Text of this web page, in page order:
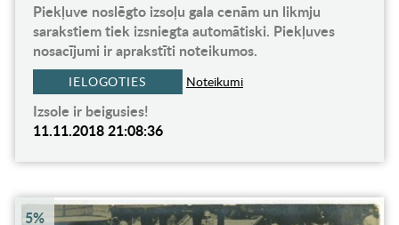
Piekļuve noslēgto izsoļu gala cenām un likmju
sarakstiem tiek izsniegta automātiski. Piekļuves
nosacījumi ir aprakstīti noteikumos.
IELOGOTIES Noteikumi
Izsole ir beigusies!
11.11.2018 21:08:36
5%